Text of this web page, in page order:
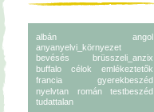
albán
angol
anyanyelvi_környezet
bevésés
brüsszeli_anzix
buffalo
célok
emlékeztetők
francia
gyerekbeszéd
nyelvtan
román
testbeszéd
tudattalan